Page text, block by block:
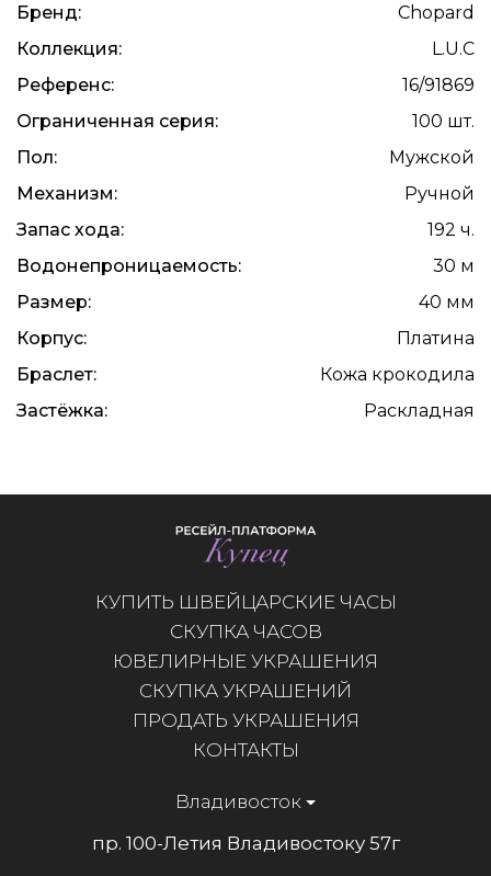
Бренд:
Chopard
Коллекция:
L.U.C
Референс:
16/91869
Ограниченная серия:
100 шт.
Пол:
Мужской
Механизм:
Ручной
Запас хода:
192 ч.
Водонепроницаемость:
30 м
Размер:
40 мм
Корпус:
Платина
Браслет:
Кожа крокодила
Застёжка:
Раскладная
КУПИТЬ ШВЕЙЦАРСКИЕ ЧАСЫ
СКУПКА ЧАСОВ
ЮВЕЛИРНЫЕ УКРАШЕНИЯ
СКУПКА УКРАШЕНИЙ
ПРОДАТЬ УКРАШЕНИЯ
КОНТАКТЫ
Владивосток
пр. 100-Летия Владивостокy 57г